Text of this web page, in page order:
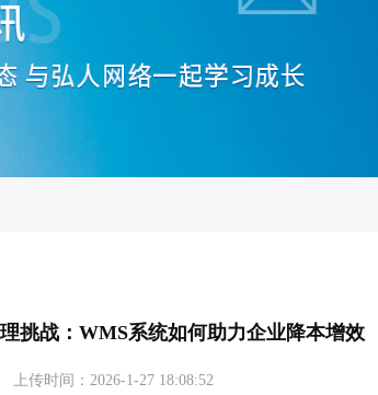
挑战：WMS系统如何助力企业降本增效
上传时间：2026-1-27 18:08:52